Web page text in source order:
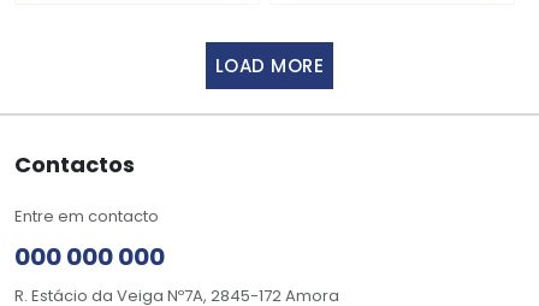
LOAD MORE
Contactos
Entre em contacto
000 000 000
R. Estácio da Veiga Nº7A, 2845-172 Amora